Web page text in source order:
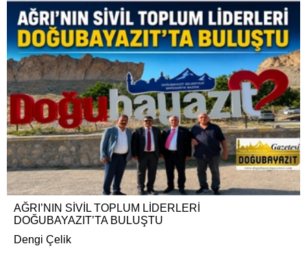
AĞRI’NIN SİVİL TOPLUM LİDERLERİ
DOĞUBAYAZIT’TA BULUŞTU
Dengi Çelik